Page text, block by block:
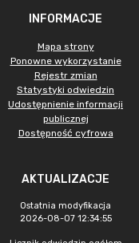
INFORMACJE
Mapa strony
Ponowne wykorzystanie
Rejestr zmian
Statystyki odwiedzin
Udostępnienie informacji
publicznej
Dostępność cyfrowa
AKTUALIZACJE
Ostatnia modyfikacja
2026-08-07 12:34:55